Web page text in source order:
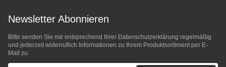
Newsletter Abonnieren
Bitte senden Sie mir entsprechend Ihrer Datenschutzerklärung regelmäßig
und jederzeit widerruflich Informationen zu Ihrem Produktsortiment per E-
Mail zu.